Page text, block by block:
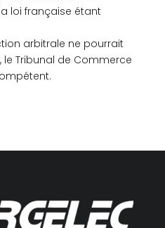
loi française étant
arbitrale ne pourrait
Tribunal de Commerce